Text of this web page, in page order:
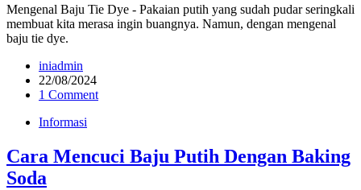
Mengenal Baju Tie Dye - Pakaian putih yang sudah pudar seringkali
membuat kita merasa ingin buangnya. Namun, dengan mengenal
baju tie dye.
iniadmin
22/08/2024
1 Comment
Informasi
Cara Mencuci Baju Putih Dengan Baking
Soda